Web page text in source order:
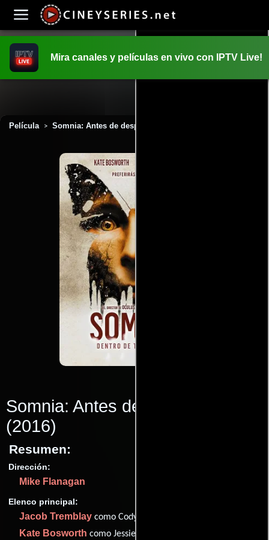
Mira canales y películas en vivo con IPTV Live!
Película > Somnia: Antes de despertar (2016)
Somnia: Antes de despertar
(2016)
Resumen:
Dirección:
Mike Flanagan
Elenco principal:
Jacob Tremblay como Cody
Kate Bosworth como Jessie